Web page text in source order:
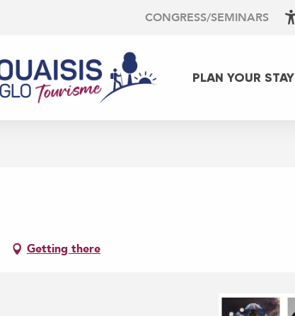
CONGRESS/SEMINARS
PLAN YOUR STAY
Getting there